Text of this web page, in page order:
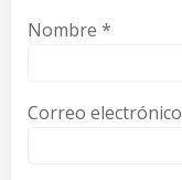
Nombre *
Correo electrónico